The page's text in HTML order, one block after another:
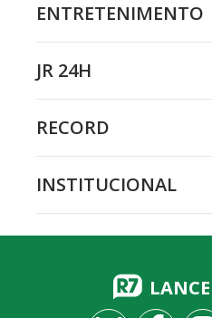
ENTRETENIMENTO
JR 24H
RECORD
INSTITUCIONAL